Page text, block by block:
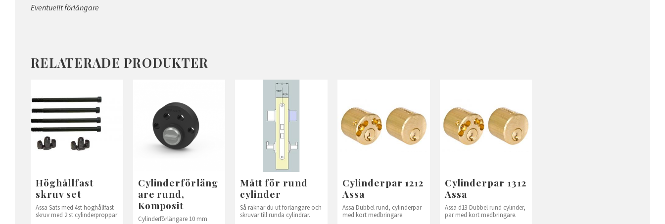
Eventuellt förlängare
RELATERADE PRODUKTER
Höghållfast
skruv set
Assa Sats med 4st höghållfast
skruv med 2 st cylinderproppar
Cylinderförläng
are rund,
Komposit
Cylinderförlängare 10 mm
Mått för rund
cylinder
Så räknar du ut förlängare och
skruvar till runda cylindrar.
Cylinderpar 1212
Assa
Assa Dubbel rund, cylinderpar
med kort medbringare.
Cylinderpar 1312
Assa
Assa d13 Dubbel rund cylinder,
par med kort medbringare.